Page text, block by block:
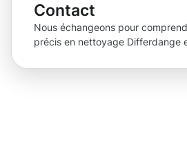
Contact
Nous échangeons pour
précis en nettoyage Differdange